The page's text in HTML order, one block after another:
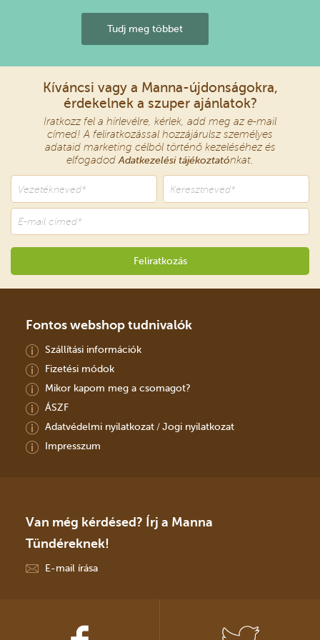
Tudj meg többet
Kíváncsi vagy a Manna-újdonságokra,
érdekelnek a szuper ajánlatok?
Iratkozz fel a hírlevélre, kérlek, add meg az e-mail
címed! A feliratkozással hozzájárulsz személyes
adataid marketing célból történő kezeléséhez és
elfogadodAdatkezelési tájékoztatónkat.
Fontos webshop tudnivalók
Szállítási információk
Fizetési módok
Mikor kapom meg a csomagot?
ÁSZF
Adatvédelmi nyilatkozat/ Jogi nyilatkozat
Impresszum
Van még kérdésed? Írj a Manna
Tündéreknek!
E-mail írása